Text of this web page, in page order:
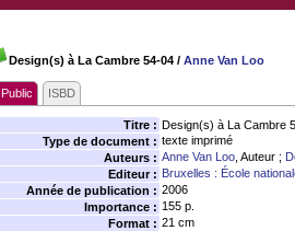
Design(s) à La Cambre 54-04 / Anne Van Loo
Public ISBD
Titre : Design(s) à La Cambre
Type de document : texte imprimé
Auteurs : Anne Van Loo , Auteur ;
Editeur : Bruxelles : École
Année de publication : 2006
Importance : 155 p.
Format : 21 cm